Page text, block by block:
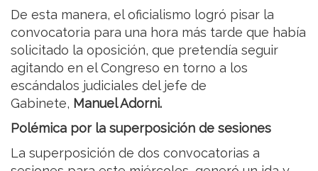
De esta manera, el oficialismo logró pisar la
convocatoria para una hora más tarde que había
solicitado la oposición, que pretendía seguir
agitando en el Congreso en torno a los
escándalos judiciales del jefe de
Gabinete, Manuel Adorni.
Polémica por la superposición de sesiones
La superposición de dos convocatorias a